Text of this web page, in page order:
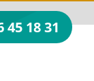
45 18 31